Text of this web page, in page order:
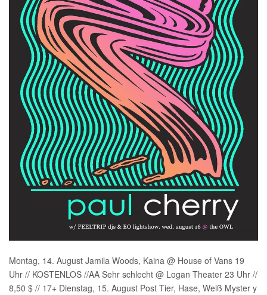
Montag, 14. August Jamila Woods, Kaina @ House of Vans 19
Uhr // KOSTENLOS //AA Sehr schlecht @ Logan Theater 23 Uhr //
8,50 $ // 17+ Dienstag, 15. August Post Tier, Hase, Weiß Myster y